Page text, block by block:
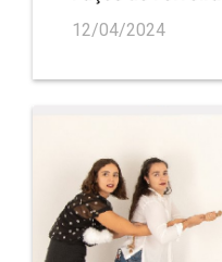
12/04/2024